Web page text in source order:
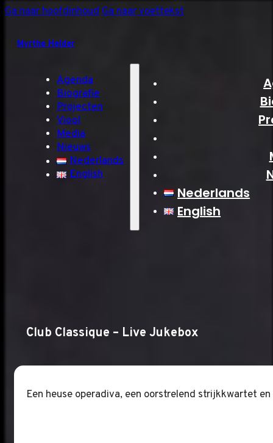
Ga naar hoofdinhoudGa naar voettekst
Myrthe Helder
Agenda
Biografie
Projecten
Viool
Media
Nieuws
Nederlands
English
Nederlands
English
Club Classique – Live Jukebox
Een heuse operadiva, een oorstrelend strijkkwartet